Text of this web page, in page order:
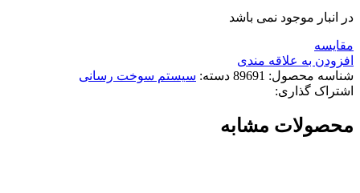
در انبار موجود نمی باشد
مقایسه
افزودن به علاقه مندی
شناسه محصول: 89691 دسته: سیستم سوخت رسانی
اشتراک گذاری:
محصولات مشابه